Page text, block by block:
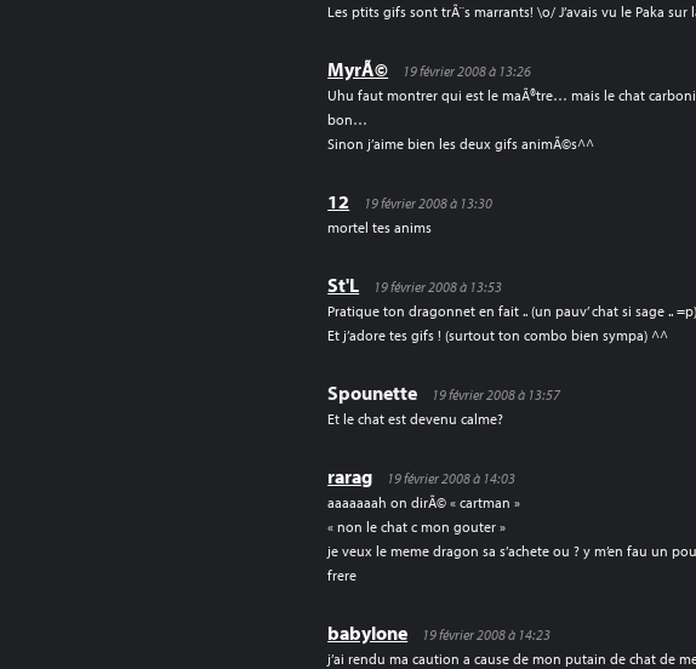
Les ptits gifs sont trÃ¨s marrants! \o/ J’avais vu le Paka sur
MyrÃ©
19 février 2008 à 13:26
Uhu faut montrer qui est le maÃ®tre… mais le chat
bon…
Sinon j’aime bien les deux gifs animÃ©s^^
12
19 février 2008 à 13:30
mortel tes anims
St'L
19 février 2008 à 13:53
Pratique ton dragonnet en fait .. (un pauv’ chat si sage .. =p)
Et j’adore tes gifs ! (surtout ton combo bien sympa) ^^
Spounette
19 février 2008 à 13:57
Et le chat est devenu calme?
rarag
19 février 2008 à 14:03
aaaaaaah on dirÃ© « cartman »
« non le chat c mon gouter »
je veux le meme dragon sa s’achete ou ? y m’en fau un
frere
babylone
19 février 2008 à 14:23
j’ai rendu ma caution a cause de mon putain de chat de